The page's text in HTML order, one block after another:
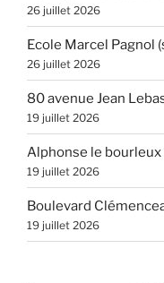
26 juillet 2026
Ecole Marcel Pagnol
26 juillet 2026
80 avenue Jean
19 juillet 2026
Alphonse le bourleux
19 juillet 2026
Boulevard
19 juillet 2026